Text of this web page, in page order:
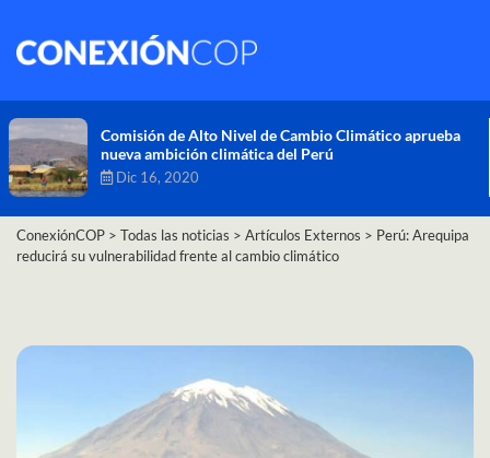
Comisión de Alto Nivel de Cambio Climático aprueba
nueva ambición climática del Perú
Dic 16, 2020
ConexiónCOP > Todas las noticias > Artículos Externos > Perú: Arequipa
reducirá su vulnerabilidad frente al cambio climático